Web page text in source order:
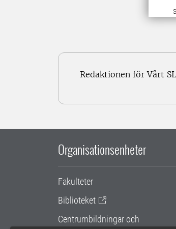
Redaktionen för Vårt
Organisationsenheter
Fakulteter
Biblioteket
Centrumbildningar och